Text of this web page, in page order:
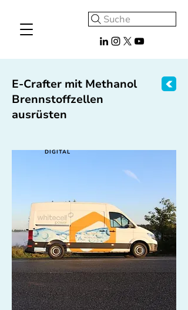
Suche
E-Crafter mit Methanol
Brennstoffzellen
ausrüsten
DIGITAL